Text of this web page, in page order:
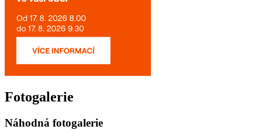
Fotogalerie
Náhodná fotogalerie